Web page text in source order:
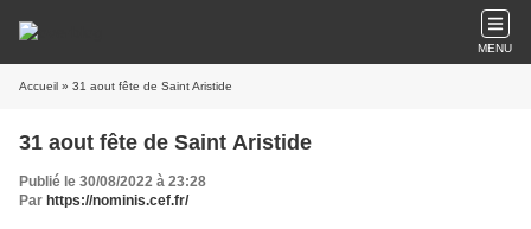
MENU
Accueil » 31 aout fête de Saint Aristide
31 aout fête de Saint Aristide
Publié le 30/08/2022 à 23:28
Par https://nominis.cef.fr/